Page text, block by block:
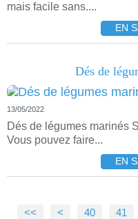
mais facile sans....
EN
Dés de
13/05/2022
Dés de légumes marinés
Vous pouvez faire...
EN
<< < 10
20
30
40 41